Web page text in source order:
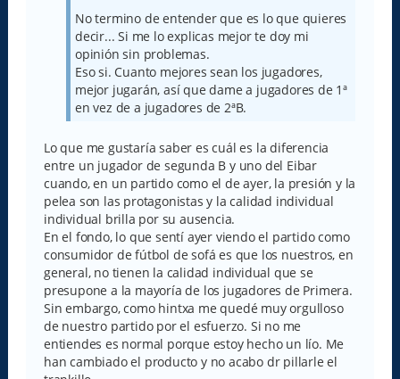
No termino de entender que es lo que quieres
decir... Si me lo explicas mejor te doy mi
opinión sin problemas.
Eso si. Cuanto mejores sean los jugadores,
mejor jugarán, así que dame a jugadores de 1ª
en vez de a jugadores de 2ªB.
Lo que me gustaría saber es cuál es la diferencia
entre un jugador de segunda B y uno del Eibar
cuando, en un partido como el de ayer, la presión y la
pelea son las protagonistas y la calidad individual
individual brilla por su ausencia.
En el fondo, lo que sentí ayer viendo el partido como
consumidor de fútbol de sofá es que los nuestros, en
general, no tienen la calidad individual que se
presupone a la mayoría de los jugadores de Primera.
Sin embargo, como hintxa me quedé muy orgulloso
de nuestro partido por el esfuerzo. Si no me
entiendes es normal porque estoy hecho un lío. Me
han cambiado el producto y no acabo dr pillarle el